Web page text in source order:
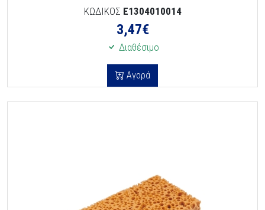
ΚΩΔΙΚΟΣ E1304010014
3,47€
Διαθέσιμο
Αγορά